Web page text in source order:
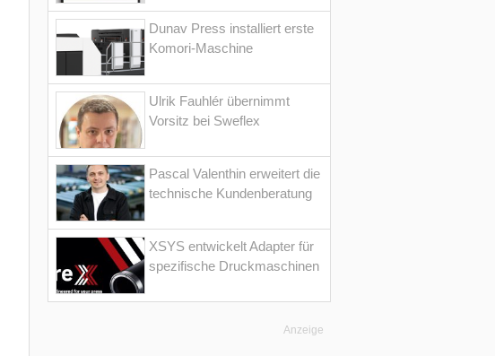
Dunav Press installiert erste
Komori-Maschine
Ulrik Fauhlér übernimmt
Vorsitz bei Sweflex
Pascal Valenthin erweitert die
technische Kundenberatung
XSYS entwickelt Adapter für
spezifische Druckmaschinen
Anzeige